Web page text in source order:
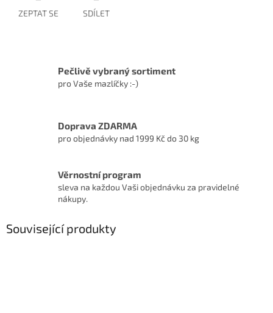
ZEPTAT SE SDÍLET
Pečlivě vybraný sortiment
pro Vaše mazlíčky :-)
Doprava ZDARMA
pro objednávky nad 1999 Kč do 30 kg
Věrnostní program
sleva na každou Vaši objednávku za pravidelné
nákupy.
Související produkty